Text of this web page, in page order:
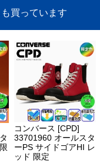
買っています
コンバース [CPD]
33701960 オールスタ
ーPS サイドゴアHI レ
ッド 限定